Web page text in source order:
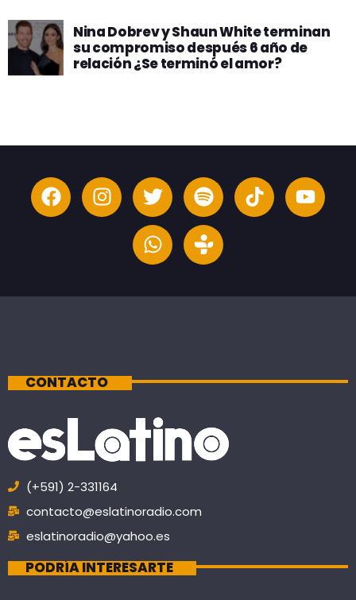
Nina Dobrev y Shaun White terminan
su compromiso después 6 año de
relación ¿Se terminó el amor?
CONTACTO
(+591) 2-331164
contacto@eslatinoradio.com
eslatinoradio@yahoo.es
PODRÍA INTERESARTE